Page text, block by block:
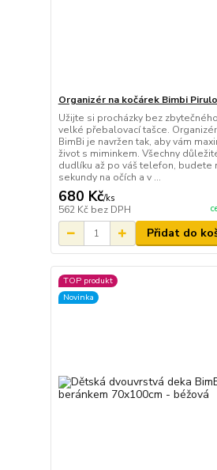
Organizér na kočárek Bimbi
Užijte si procházky bez
velké přebalovací tašce.
BimBi je navržen tak, aby vám
život s miminkem. Všechny
dudlíku až po váš telefon, budete
sekundy na očích a v ...
680 Kč/ks
562 Kč bez DPH
Přidat do
TOP produkt
Novinka